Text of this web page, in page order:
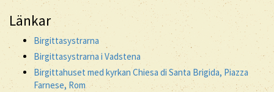
Länkar
Birgittasystrarna
Birgittasystrarna i Vadstena
Birgittahuset med kyrkan Chiesa di Santa Brigida, Piazza
Farnese, Rom